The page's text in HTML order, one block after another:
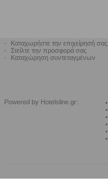
Καταχωρήστε την επιχείρησή σας
Στείλτε την προσφορά σας
Καταχώρηση συντεταγμένων
Powered by Hotelsline.gr: